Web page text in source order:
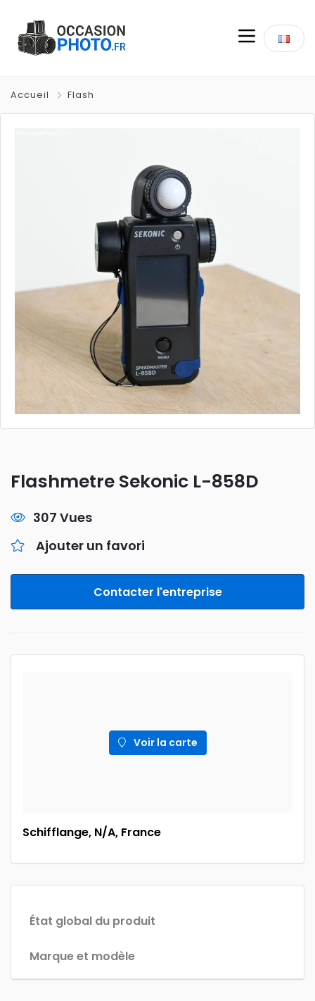
Accueil Flash
Flashmetre Sekonic L-858D
307 Vues
Ajouter un favori
Contacter l'entreprise
Voir la carte
Schifflange, N/A, France
État global du produit
Marque et modèle